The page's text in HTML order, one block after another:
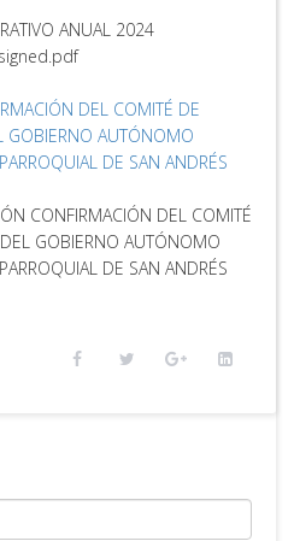
ANUAL 2024
signed.pdf
DEL COMITÉ DE
GOBIERNO AUTÓNOMO
DE SAN ANDRÉS
CONFIRMACIÓN DEL COMITÉ
GOBIERNO AUTÓNOMO
DE SAN ANDRÉS